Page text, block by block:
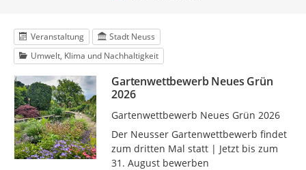
Veranstaltung
Stadt Neuss
Umwelt, Klima und Nachhaltigkeit
Gartenwettbewerb Neues Grün
2026
Gartenwettbewerb Neues Grün 2026
Der Neusser Gartenwettbewerb findet
zum dritten Mal statt | Jetzt bis zum
31. August bewerben